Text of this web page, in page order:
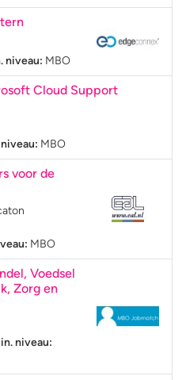
niveau: MBO
Cloud Support
MBO
voor de
MBO
Voedsel
Zorg en
niveau: